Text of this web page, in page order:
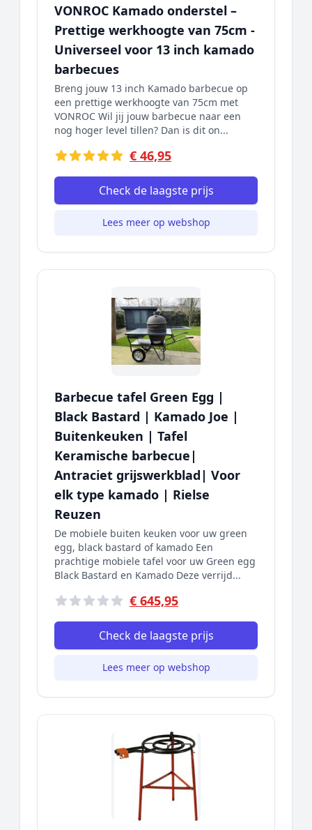
VONROC Kamado onderstel –
Prettige werkhoogte van 75cm -
Universeel voor 13 inch kamado
barbecues
Breng jouw 13 inch Kamado barbecue op
een prettige werkhoogte van 75cm met
VONROC Wil jij jouw barbecue naar een
nog hoger level tillen? Dan is dit on...
€ 46,95
Check de laagste prijs
Lees meer op webshop
Barbecue tafel Green Egg |
Black Bastard | Kamado Joe |
Buitenkeuken | Tafel
Keramische barbecue|
Antraciet grijswerkblad| Voor
elk type kamado | Rielse
Reuzen
De mobiele buiten keuken voor uw green
egg, black bastard of kamado Een
prachtige mobiele tafel voor uw Green egg
Black Bastard en Kamado Deze verrijd...
€ 645,95
Check de laagste prijs
Lees meer op webshop